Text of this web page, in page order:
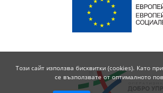
Този сайт използва бисквитки (cookies). Като
се възползвате от оптималното